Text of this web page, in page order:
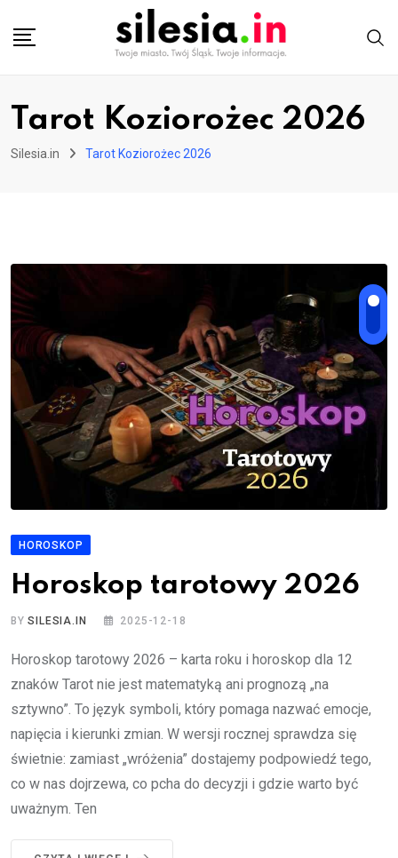
Tarot Koziorożec 2026
Silesia.in Tarot Koziorożec 2026
HOROSKOP
Horoskop tarotowy 2026
BYSILESIA.IN 2025-12-18
Horoskop tarotowy 2026 – karta roku i horoskop dla 12
znaków Tarot nie jest matematyką ani prognozą „na
sztywno”. To język symboli, który pomaga nazwać emocje,
napięcia i kierunki zmian. W wersji rocznej sprawdza się
świetnie: zamiast „wróżenia” dostajemy podpowiedź tego,
co w nas dojrzewa, co pcha do decyzji i gdzie warto być
uważnym. Ten